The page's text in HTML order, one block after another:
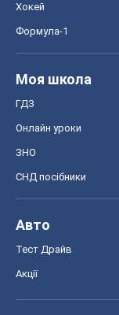
Хокей
Формула-1
Моя школа
ГДЗ
Онлайн уроки
ЗНО
СНД посібники
Авто
Тест Драйв
Акції